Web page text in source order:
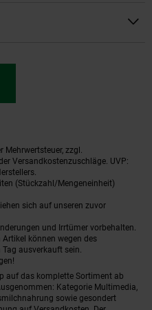
Mehrwertsteuer, zzgl.
Versandkostenzuschläge. UVP:
(Stückzahl/Mengeneinheit)
sich auf unseren zuvor
und Irrtümer vorbehalten.
können wegen des
ausverkauft sein.
auf das komplette Sortiment ab
Kategorie Multimedia,
sowie gesondert